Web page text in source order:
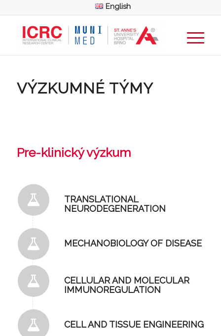
English
VÝZKUMNÉ TÝMY
Pre-klinický výzkum
TRANSLATIONAL
NEURODEGENERATION
MECHANOBIOLOGY OF DISEASE
CELLULAR AND MOLECULAR
IMMUNOREGULATION
CELL AND TISSUE ENGINEERING